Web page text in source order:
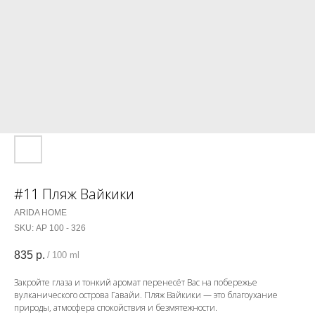
#11 Пляж Вайкики
ARIDA HOME
SKU: АР 100 - 326
835 р. / 100 ml
Закройте глаза и тонкий аромат перенесёт Вас на побережье
вулканического острова Гавайи. Пляж Вайкики — это благоухание
природы, атмосфера спокойствия и безмятежности.